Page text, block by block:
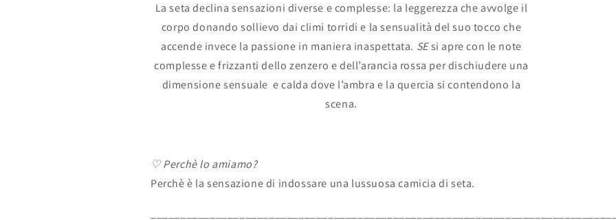
La seta declina sensazioni diverse e complesse: la leggerezza che avvolge il
corpo donando sollievo dai climi torridi e la sensualità del suo tocco che
accende invece la passione in maniera inaspettata. SEsi apre con le note
complesse e frizzanti dello zenzero e dell’arancia rossa per dischiudere una
dimensione sensuale e calda dove l’ambra e la quercia si contendono la
scena.
♡ Perchè lo amiamo?
Perchè è la sensazione di indossare una lussuosa camicia di seta.